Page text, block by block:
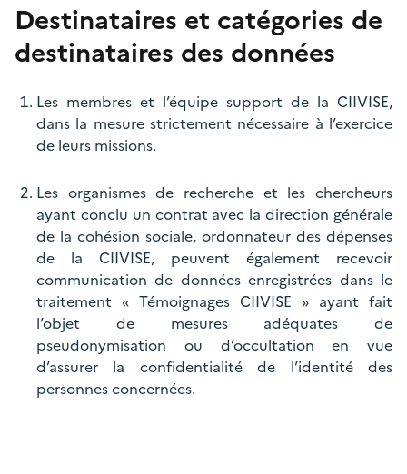
Destinataires et catégories de
destinataires des données
Les membres et l’équipe support de la CIIVISE,
dans la mesure strictement nécessaire à l’exercice
de leurs missions.
Les organismes de recherche et les chercheurs
ayant conclu un contrat avec la direction générale
de la cohésion sociale, ordonnateur des dépenses
de la CIIVISE, peuvent également recevoir
communication de données enregistrées dans le
traitement « Témoignages CIIVISE » ayant fait
l’objet de mesures adéquates de
pseudonymisation ou d’occultation en vue
d’assurer la confidentialité de l’identité des
personnes concernées.